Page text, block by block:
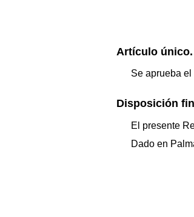
Artículo único.
Se aprueba
Disposición
El presente
Dado en